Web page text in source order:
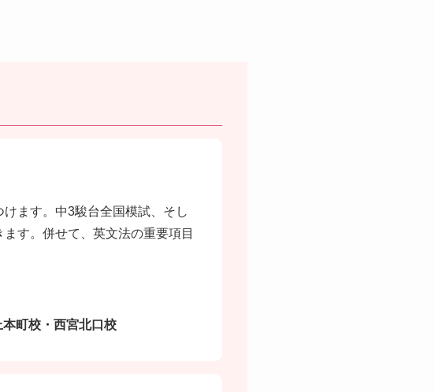
ます。中3駿台全国模試、そし
す。併せて、英文法の重要項目
町校・西宮北口校